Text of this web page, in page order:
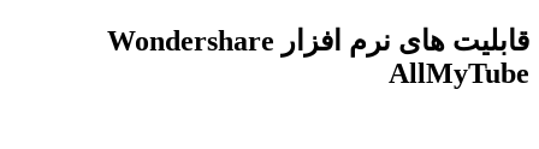
قابلیت های نرم افزار Wondershare